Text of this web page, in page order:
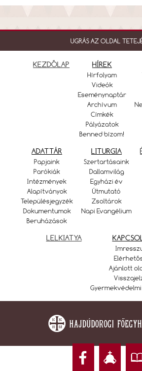
UGRÁS AZ OLDAL
KEZDŐLAP HÍREK
Hírfolyam
Videók
Eseménynaptár
Archívum
Címkék
Pályázatok
Benned bízom!
ADATTÁR
Papjaink
Parókiák
Intézmények
Alapítványok
Településjegyzék
Dokumentumok
Beruházások
LITURGIA
Szertartásaink
Dallamvilág
Egyházi év
Útmutató
Zsoltárok
Napi Evangélium
LELKIATYA
Ajánlott